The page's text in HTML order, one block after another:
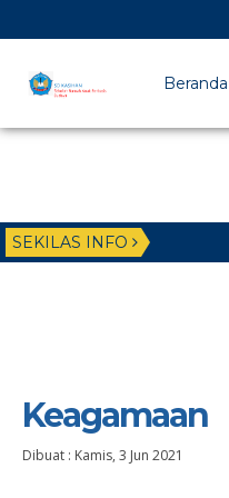
Beranda
SEKILAS INFO
Keagamaan
Dibuat : Kamis, 3 Jun 2021